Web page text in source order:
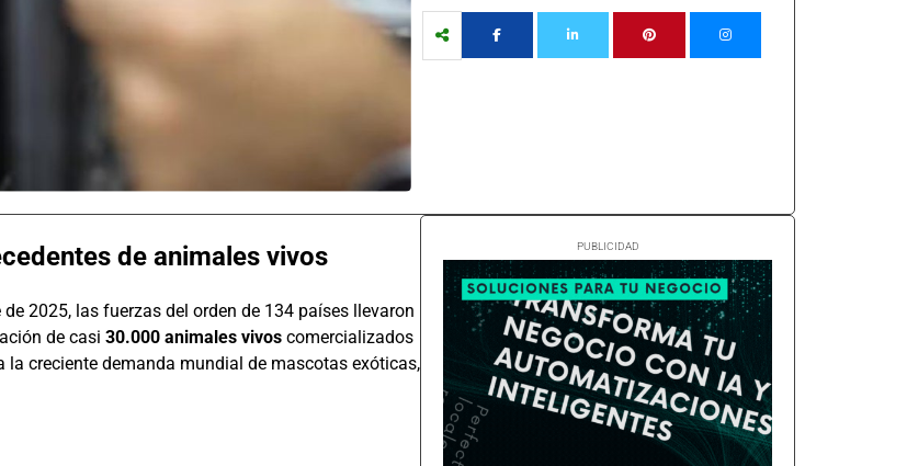
de animales vivos
2025, las fuerzas del orden de 134 países llevaron
de casi 30.000 animales vivos comercializados
creciente demanda mundial de mascotas exóticas,